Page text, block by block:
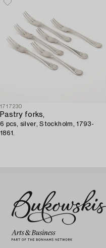
1717230
Pastry forks,
6 pcs, silver, Stockholm, 1793-
1861.